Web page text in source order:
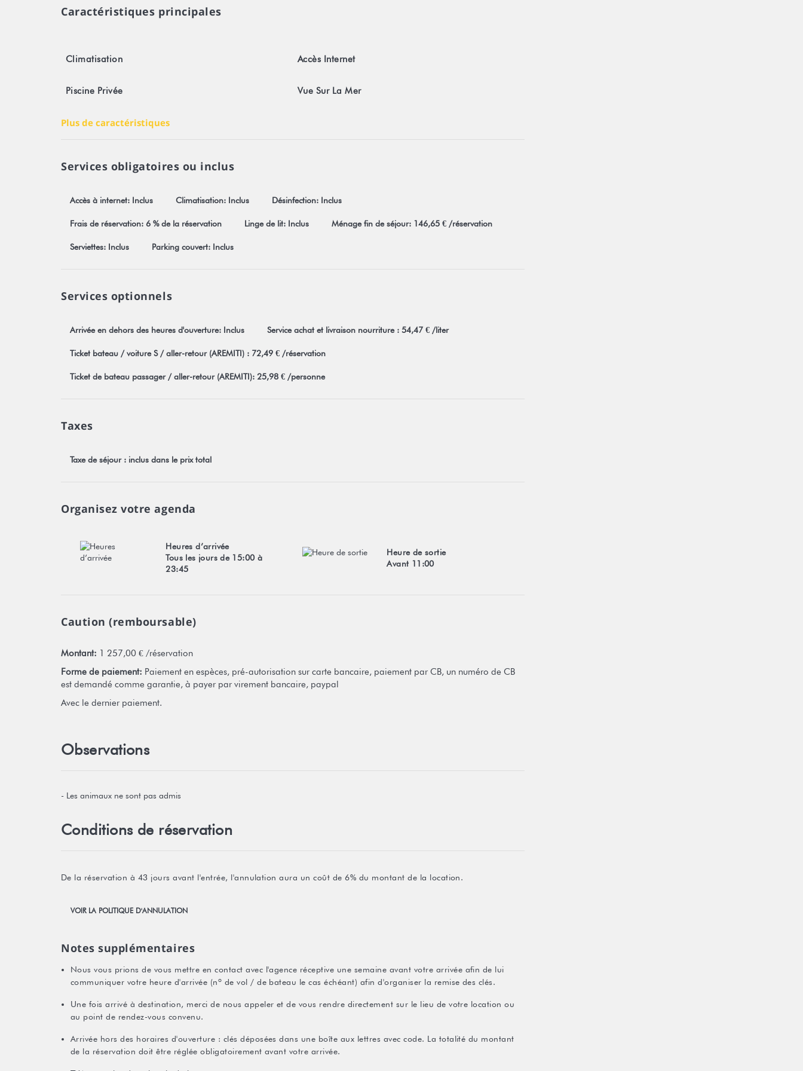
Toute réservation est soumise obligatoirement à l'acceptation sans restrictions de nos conditions générales de vente
visible sur notre site Stayinn.Vacations en cliquant sur les conditions generales.
Caractéristiques principales
Climatisation Accès Internet
Piscine Privée Vue Sur La Mer
Plus de caractéristiques
Services obligatoires ou inclus
Accès à internet: Inclus Climatisation: Inclus Désinfection: Inclus
Frais de réservation: 6 % de la réservation Linge de lit: Inclus Ménage fin de séjour: 146,65 € /réservation
Serviettes: Inclus Parking couvert: Inclus
Services optionnels
Arrivée en dehors des heures d'ouverture: Inclus Service achat et livraison nourriture : 54,47 € /liter
Ticket bateau / voiture S / aller-retour (AREMITI) : 72,49 € /réservation
Ticket de bateau passager / aller-retour (AREMITI): 25,98 € /personne
Taxes
Taxe de séjour : inclus dans le prix total
Organisez votre agenda
Heures d’arrivée
Tous les jours de 15:00 à
23:45
Heure de sortie
Avant 11:00
Caution (remboursable)
Montant: 1 257,00 € /réservation
Forme de paiement: Paiement en espèces, pré-autorisation sur carte bancaire, paiement par CB, un numéro de CB
est demandé comme garantie, à payer par virement bancaire, paypal
Avec le dernier paiement.
Observations
- Les animaux ne sont pas admis
Conditions de réservation
De la réservation à 43 jours avant l'entrée, l'annulation aura un coût de 6% du montant de la location.
VOIR LA POLITIQUE D'ANNULATION
Notes supplémentaires
Nous vous prions de vous mettre en contact avec l'agence réceptive une semaine avant votre arrivée afin de lui
communiquer votre heure d'arrivée (nº de vol / de bateau le cas échéant) afin d'organiser la remise des clés.
Une fois arrivé à destination, merci de nous appeler et de vous rendre directement sur le lieu de votre location ou
au point de rendez-vous convenu.
Arrivée hors des horaires d'ouverture : clés déposées dans une boîte aux lettres avec code. La totalité du montant
de la réservation doit être réglée obligatoirement avant votre arrivée.